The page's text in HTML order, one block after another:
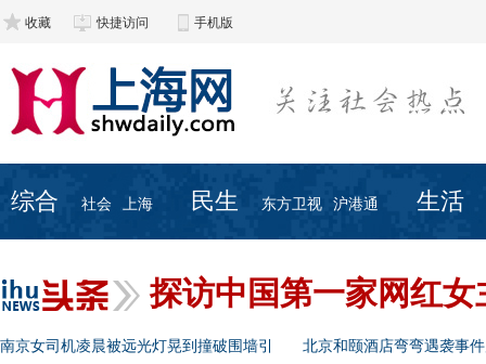
收藏 快捷访问 手机版
综合 社会 上海 民生 东方卫视 沪港通 生活
探访中国第一家网红
南京女司机凌晨被远光灯晃到撞破围墙引 北京和颐酒店弯弯遇袭事